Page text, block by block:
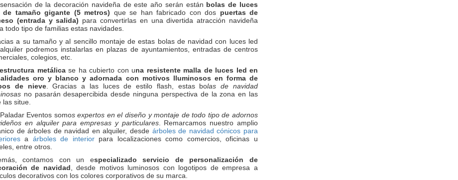
de la decoración navideña de este año serán están bolas de luces
de tamaño gigante (5 metros) que se han fabricado con dos puertas de
(entrada y salida) para convertirlas en una divertida atracción navideña
todo tipo de familias estas navidades.
a su tamaño y al sencillo montaje de estas bolas de navidad con luces led
podremos instalarlas en plazas de ayuntamientos, entradas de centros
colegios, etc.
estructura metálicase ha cubierto con una resistente malla de luces led en
oro y blanco y adornada con motivos lluminosos en forma de
de nieve. Gracias a las luces de estilo flash, estas bolas de navidad
no pasarán desapercibida desde ninguna perspectiva de la zona en las
las situe.
Eventos somos expertos en el diseño y montaje de todo tipo de adornos
en alquiler para empresas y particulares. Remarcamos nuestro amplio
de árboles de navidad en alquiler, desde árboles de navidad cónicos para
a árboles de interior para localizaciones como comercios, oficinas u
entre otros.
contamos con un especializado servicio de personalización de
de navidad , desde motivos luminosos con logotipos de empresa a
decorativos con los colores corporativos de su marca.